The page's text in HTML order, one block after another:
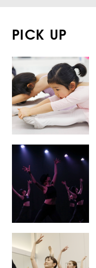
PICK UP